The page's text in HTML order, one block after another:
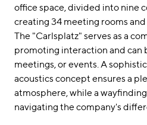
office space, divided into nine
creating 34 meeting rooms
The "Carlsplatz" serves as a
promoting interaction and can
meetings, or events. A
acoustics concept ensures a
atmosphere, while a
navigating the company's